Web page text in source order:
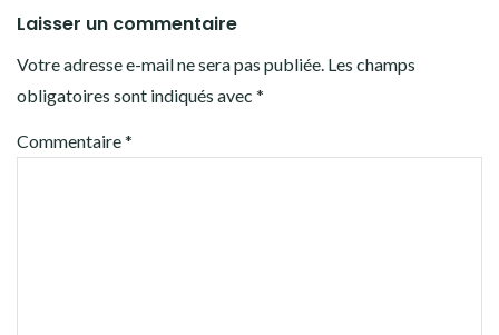
Laisser un commentaire
Votre adresse e-mail ne sera pas publiée. Les champs
obligatoires sont indiqués avec *
Commentaire*